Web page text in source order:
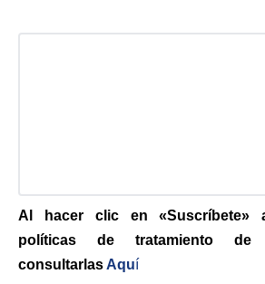
Al hacer clic en «Suscríbete»
políticas de tratamiento de
consultarlas Aquí